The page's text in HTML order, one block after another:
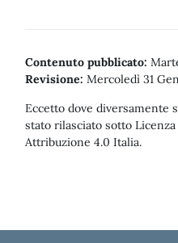
Contenuto pubblicato:
Revisione: Mercoledì 31
Eccetto dove diversamente
stato rilasciato sotto
Attribuzione 4.0 Italia.